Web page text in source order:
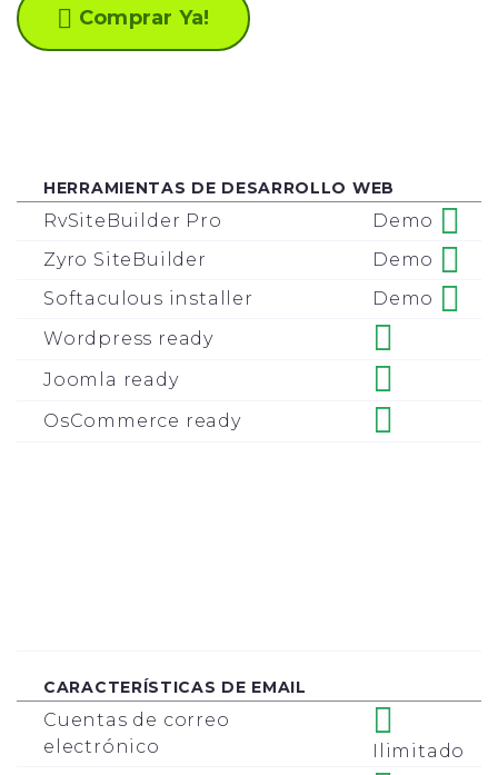
Comprar Ya!
HERRAMIENTAS DE DESARROLLO WEB
RvSiteBuilder Pro
Demo
Zyro SiteBuilder
Demo
Softaculous installer
Demo
Wordpress ready
Joomla ready
OsCommerce ready
CARACTERÍSTICAS DE EMAIL
Cuentas de correo
electrónico
Ilimitado